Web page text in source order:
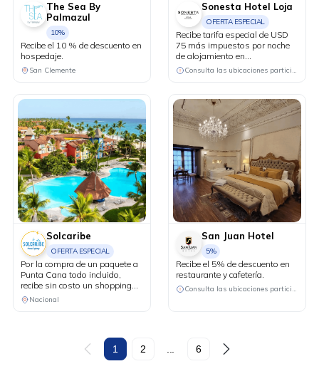
The Sea By
Palmazul
10%
Recibe el 10 % de descuento en
hospedaje.
San Clemente
Sonesta Hotel Loja
OFERTA ESPECIAL
Recibe tarifa especial de USD
75 más impuestos por noche
de alojamiento en
acomodación doble o
matrimonial para dos adultos
Incluye: desayuno buffet por
noche de alojamiento, acceso a
piscina climatizada, turco,
hidromasaje, gimnasio,
saltarín y rincón de pintura
para los niños, Wi-Fi y
parqueadero.
Consulta las ubicaciones participantes
Solcaribe
OFERTA ESPECIAL
Por la compra de un paquete a
Punta Cana todo incluido,
recibe sin costo un shopping
tour (código promocional 226).
Recibe doble cupón para
Nacional
San Juan Hotel
5%
Recibe el 5% de descuento en
restaurante y cafetería.
Consulta las ubicaciones participantes
1 2 6
DESCÁRGALA